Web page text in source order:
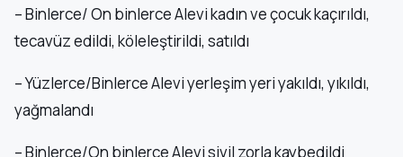
– Binlerce/ On binlerce Alevi kadın ve çocuk kaçırıldı,
tecavüz edildi, köleleştirildi, satıldı
– Yüzlerce/Binlerce Alevi yerleşim yeri yakıldı, yıkıldı,
yağmalandı
– Binlerce/On binlerce Alevi sivil zorla kaybedildi